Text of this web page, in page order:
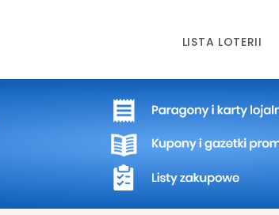
LISTA LOTERII